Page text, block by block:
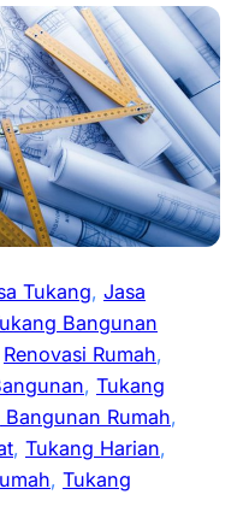
Tukang, Jasa
Bangunan
Renovasi Rumah
, Tukang
Rumah
, Tukang Harian
, Tukang